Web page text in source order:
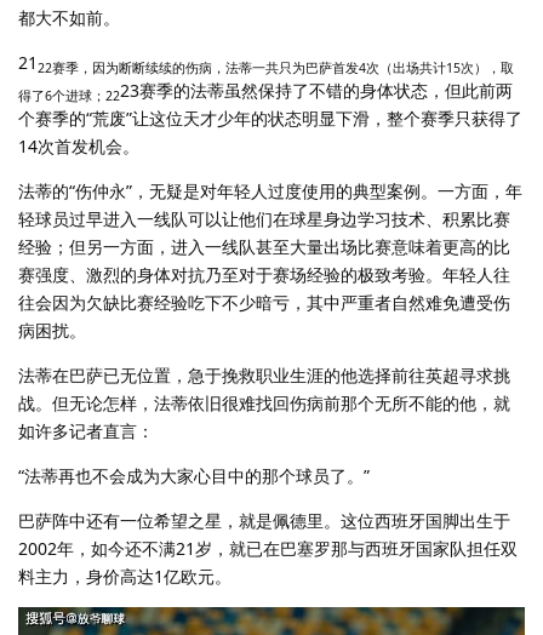
都大不如前。
21 22赛季，因为断断续续的伤病，法蒂一共只为巴萨首发4次（出场共计15次），取
得了6个进球；2223赛季的法蒂虽然保持了不错的身体状态，但此前两
个赛季的“荒废”让这位天才少年的状态明显下滑，整个赛季只获得了
14次首发机会。
法蒂的“伤仲永”，无疑是对年轻人过度使用的典型案例。一方面，年
轻球员过早进入一线队可以让他们在球星身边学习技术、积累比赛
经验；但另一方面，进入一线队甚至大量出场比赛意味着更高的比
赛强度、激烈的身体对抗乃至对于赛场经验的极致考验。年轻人往
往会因为欠缺比赛经验吃下不少暗亏，其中严重者自然难免遭受伤
病困扰。
法蒂在巴萨已无位置，急于挽救职业生涯的他选择前往英超寻求挑
战。但无论怎样，法蒂依旧很难找回伤病前那个无所不能的他，就
如许多记者直言：
“法蒂再也不会成为大家心目中的那个球员了。”
巴萨阵中还有一位希望之星，就是佩德里。这位西班牙国脚出生于
2002年，如今还不满21岁，就已在巴塞罗那与西班牙国家队担任双
料主力，身价高达1亿欧元。